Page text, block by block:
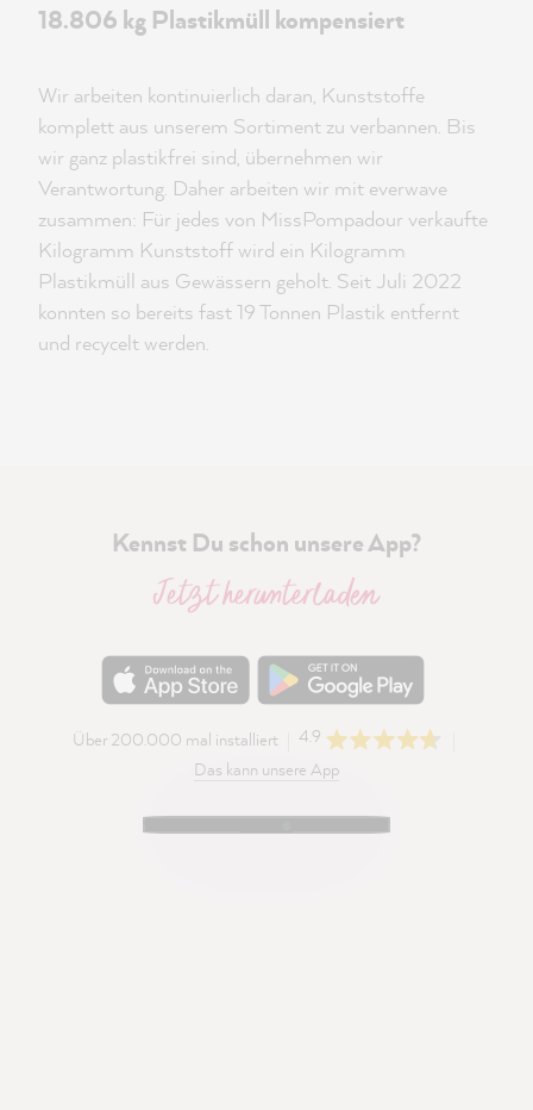
18.806 kg Plastikmüll kompensiert
Wir arbeiten kontinuierlich daran, Kunststoffe
komplett aus unserem Sortiment zu verbannen. Bis
wir ganz plastikfrei sind, übernehmen wir
Verantwortung. Daher arbeiten wir mit everwave
zusammen: Für jedes von MissPompadour verkaufte
Kilogramm Kunststoff wird ein Kilogramm
Plastikmüll aus Gewässern geholt. Seit Juli 2022
konnten so bereits fast 19 Tonnen Plastik entfernt
und recycelt werden.
Kennst Du schon unsere App?
Jetzt herunterladen
Über 200.000 mal installiert
4.9
Das kann unsere App